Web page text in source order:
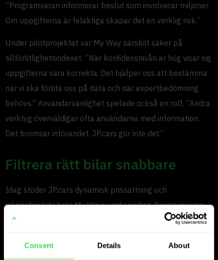
Consent Details About
”Programvaran informerar beslut som involverar miljoner.
Om uppgifterna är felaktiga skapar det en verklig risk.”
Under pilotprojektet var My Way särskilt säker på
tillförlitlighetsindexet. ”När konfidensnivån är hög visar sig
uppgifterna vara korrekta. Det hjälper oss att bestämma
när vi ska förlita oss på data och när expertbedömning
behövs.” Användarvänlighet spelade också en roll. ”Andra
verktyg överväldigar ofta användarna med information.
Det bromsar införandet. JP.cars gör inte det.”
Filtrera rätt bilar snabbare
Idag stöder JP.cars dynamisk prissättning och
inköpsbeslut i hela My Ways verksamhet. Programvaran
hjälper team att snabbt begränsa stora volymer av
bilar en efter en, fokuserar vi omedelbart på de 25 mest